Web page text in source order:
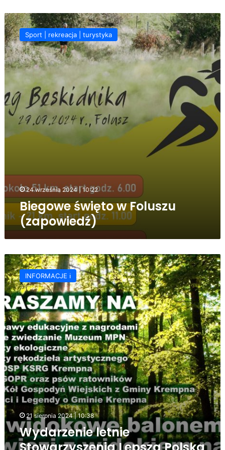
Biegowe
święto
w
Foluszu
(zapowiedź)
Sport | rekreacja | turystyka
24 września 2024 | 10:22
Biegowe święto w Foluszu
(zapowiedź)
Wydarzenie
letnie
Stowarzyszenia
Lepsza
Polska
w
Krempnej
INFORMACJE ℹ️
21 sierpnia 2024 | 10:38
Wydarzenie letnie